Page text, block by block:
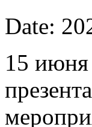
Date:
15 июня